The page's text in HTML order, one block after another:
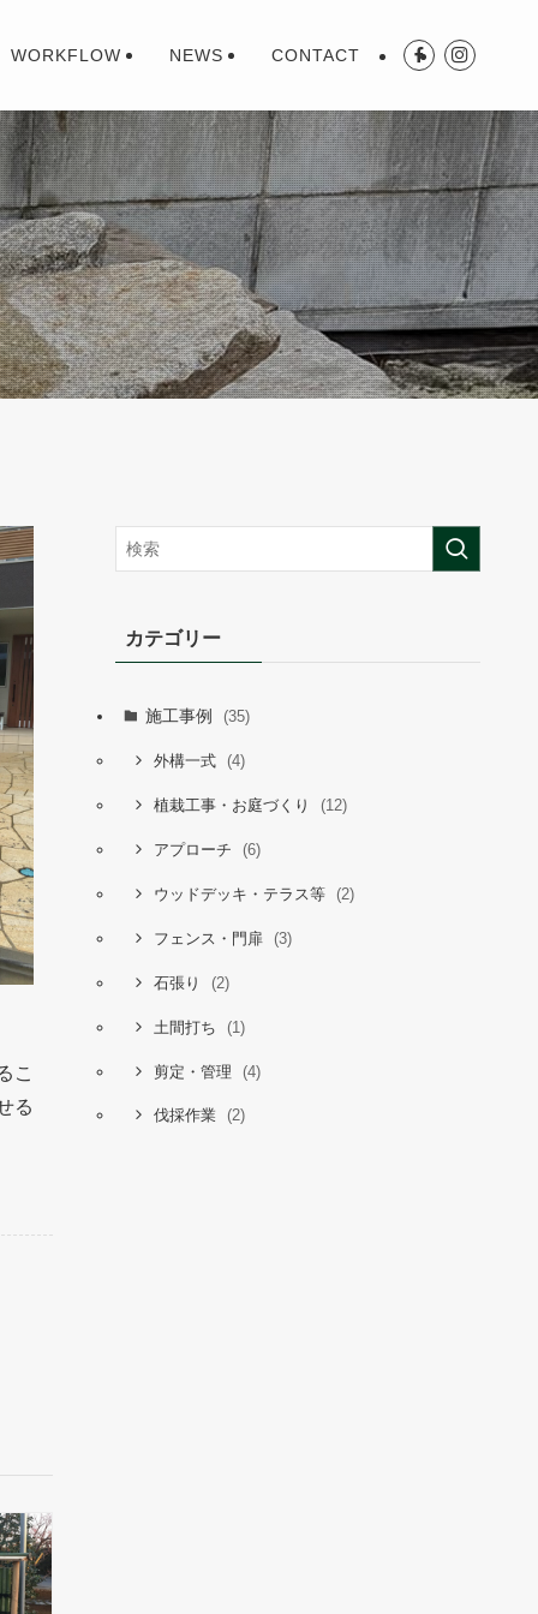
WORKFLOW NEWS CONTACT
こ
る
カテゴリー
施工事例 (35)
外構一式 (4)
植栽工事・お庭づくり (12)
アプローチ (6)
ウッドデッキ・テラス等 (2)
フェンス・門扉 (3)
石張り (2)
土間打ち (1)
剪定・管理 (4)
伐採作業 (2)